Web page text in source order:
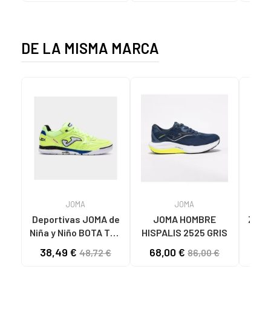
DE LA MISMA MARCA
JOMA
Deportivas JOMA de
Niña y Niño BOTA TOP
COLORES
38,49 € 48,72 €
JOMA
JOMA HOMBRE
HISPALIS 2525 GRIS
68,00 € 86,00 €